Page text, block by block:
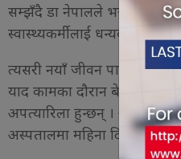
सम्झँदै डा नेपालले भन्नुभयो,
स्वास्थ्यकर्मीलाई धन्यवाद दिएर
त्यसरी नयाँ जीवन पाएर खुशी
याद कामका दौरान बेलाबेलामा
अपत्यारिला हुन्छन् । अस्पतालका
अस्पतालमा महिना दिनका